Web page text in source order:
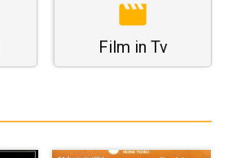
Film in Tv